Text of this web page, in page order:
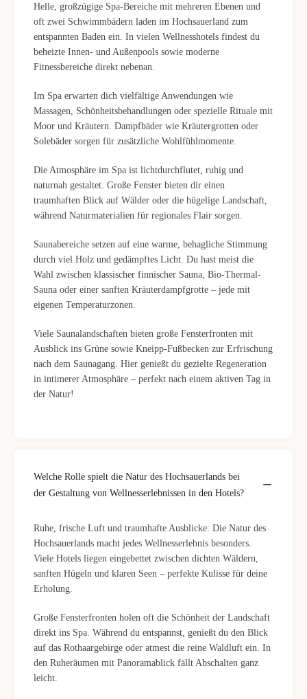
Helle, großzügige Spa-Bereiche mit mehreren Ebenen und
oft zwei Schwimmbädern laden im Hochsauerland zum
entspannten Baden ein. In vielen Wellnesshotels findest du
beheizte Innen- und Außenpools sowie moderne
Fitnessbereiche direkt nebenan.
Im Spa erwarten dich vielfältige Anwendungen wie
Massagen, Schönheitsbehandlungen oder spezielle Rituale mit
Moor und Kräutern. Dampfbäder wie Kräutergrotten oder
Solebäder sorgen für zusätzliche Wohlfühlmomente.
Die Atmosphäre im Spa ist lichtdurchflutet, ruhig und
naturnah gestaltet. Große Fenster bieten dir einen
traumhaften Blick auf Wälder oder die hügelige Landschaft,
während Naturmaterialien für regionales Flair sorgen.
Saunabereiche setzen auf eine warme, behagliche Stimmung
durch viel Holz und gedämpftes Licht. Du hast meist die
Wahl zwischen klassischer finnischer Sauna, Bio-Thermal-
Sauna oder einer sanften Kräuterdampfgrotte – jede mit
eigenen Temperaturzonen.
Viele Saunalandschaften bieten große Fensterfronten mit
Ausblick ins Grüne sowie Kneipp-Fußbecken zur Erfrischung
nach dem Saunagang. Hier genießt du gezielte Regeneration
in intimerer Atmosphäre – perfekt nach einem aktiven Tag in
der Natur!
Welche Rolle spielt die Natur des Hochsauerlands bei
der Gestaltung von Wellnesserlebnissen in den Hotels?
Ruhe, frische Luft und traumhafte Ausblicke: Die Natur des
Hochsauerlands macht jedes Wellnesserlebnis besonders.
Viele Hotels liegen eingebettet zwischen dichten Wäldern,
sanften Hügeln und klaren Seen – perfekte Kulisse für deine
Erholung.
Große Fensterfronten holen oft die Schönheit der Landschaft
direkt ins Spa. Während du entspannst, genießt du den Blick
auf das Rothaargebirge oder atmest die reine Waldluft ein. In
den Ruheräumen mit Panoramablick fällt Abschalten ganz
leicht.